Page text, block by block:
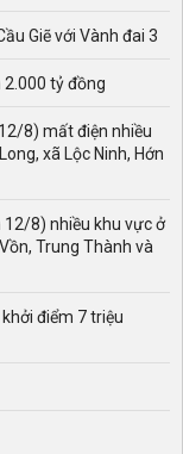
Giẽ với Vành đai 3
2.000 tỷ đồng
8) mất điện nhiều
xã Lộc Ninh, Hớn
12/8) nhiều khu vực ở
Trung Thành và
điểm 7 triệu